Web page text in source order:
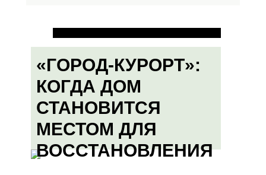
«ГОРОД-КУРОРТ»:
КОГДА ДОМ
СТАНОВИТСЯ
МЕСТОМ ДЛЯ
ВОССТАНОВЛЕНИЯ